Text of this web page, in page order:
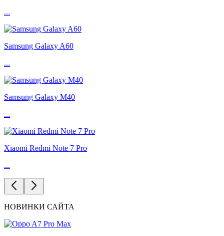
...
Samsung Galaxy A60
...
Samsung Galaxy M40
...
Xiaomi Redmi Note 7 Pro
...
НОВИНКИ САЙТА